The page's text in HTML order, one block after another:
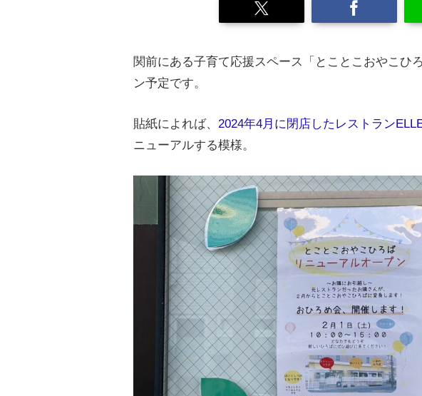
関前にある子育て応援スペース「とことこおやこひ
ン予定です。
貼紙によれば、 2024年4月に閉店したレストラン
ニューアルする模様。